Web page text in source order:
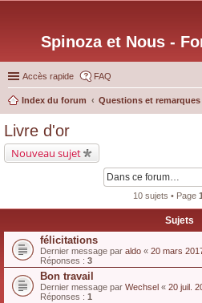
Spinoza et Nous -
Accès rapide FAQ
Index du forum Questions et
Livre d'or
Nouveau sujet
10 sujets • Page 1
Sujets
félicitations
Dernier message par aldo « 20 mars
Réponses : 3
Bon travail
Dernier message par Wechsel « 20 juil.
Réponses : 1